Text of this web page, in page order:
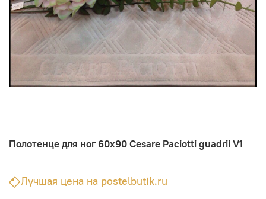
Полотенце для ног 60х90 Cesare Paciotti guadrii V1
Лучшая цена на postelbutik.ru